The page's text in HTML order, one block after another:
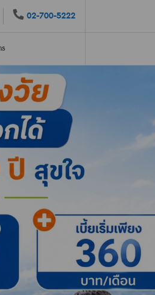
02-700-5222
Insurance
Family